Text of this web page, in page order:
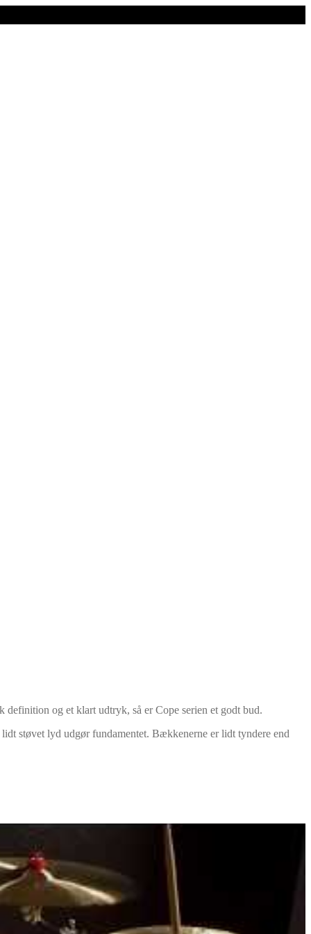
og et klart udtryk, så er Cope serien et godt bud.
støvet lyd udgør fundamentet. Bækkenerne er lidt tyndere end